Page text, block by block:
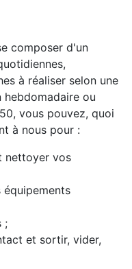
composer d'un
à réaliser selon une
ou
vous pouvez, quoi
à nous pour :
nettoyer vos
;
et sortir, vider,